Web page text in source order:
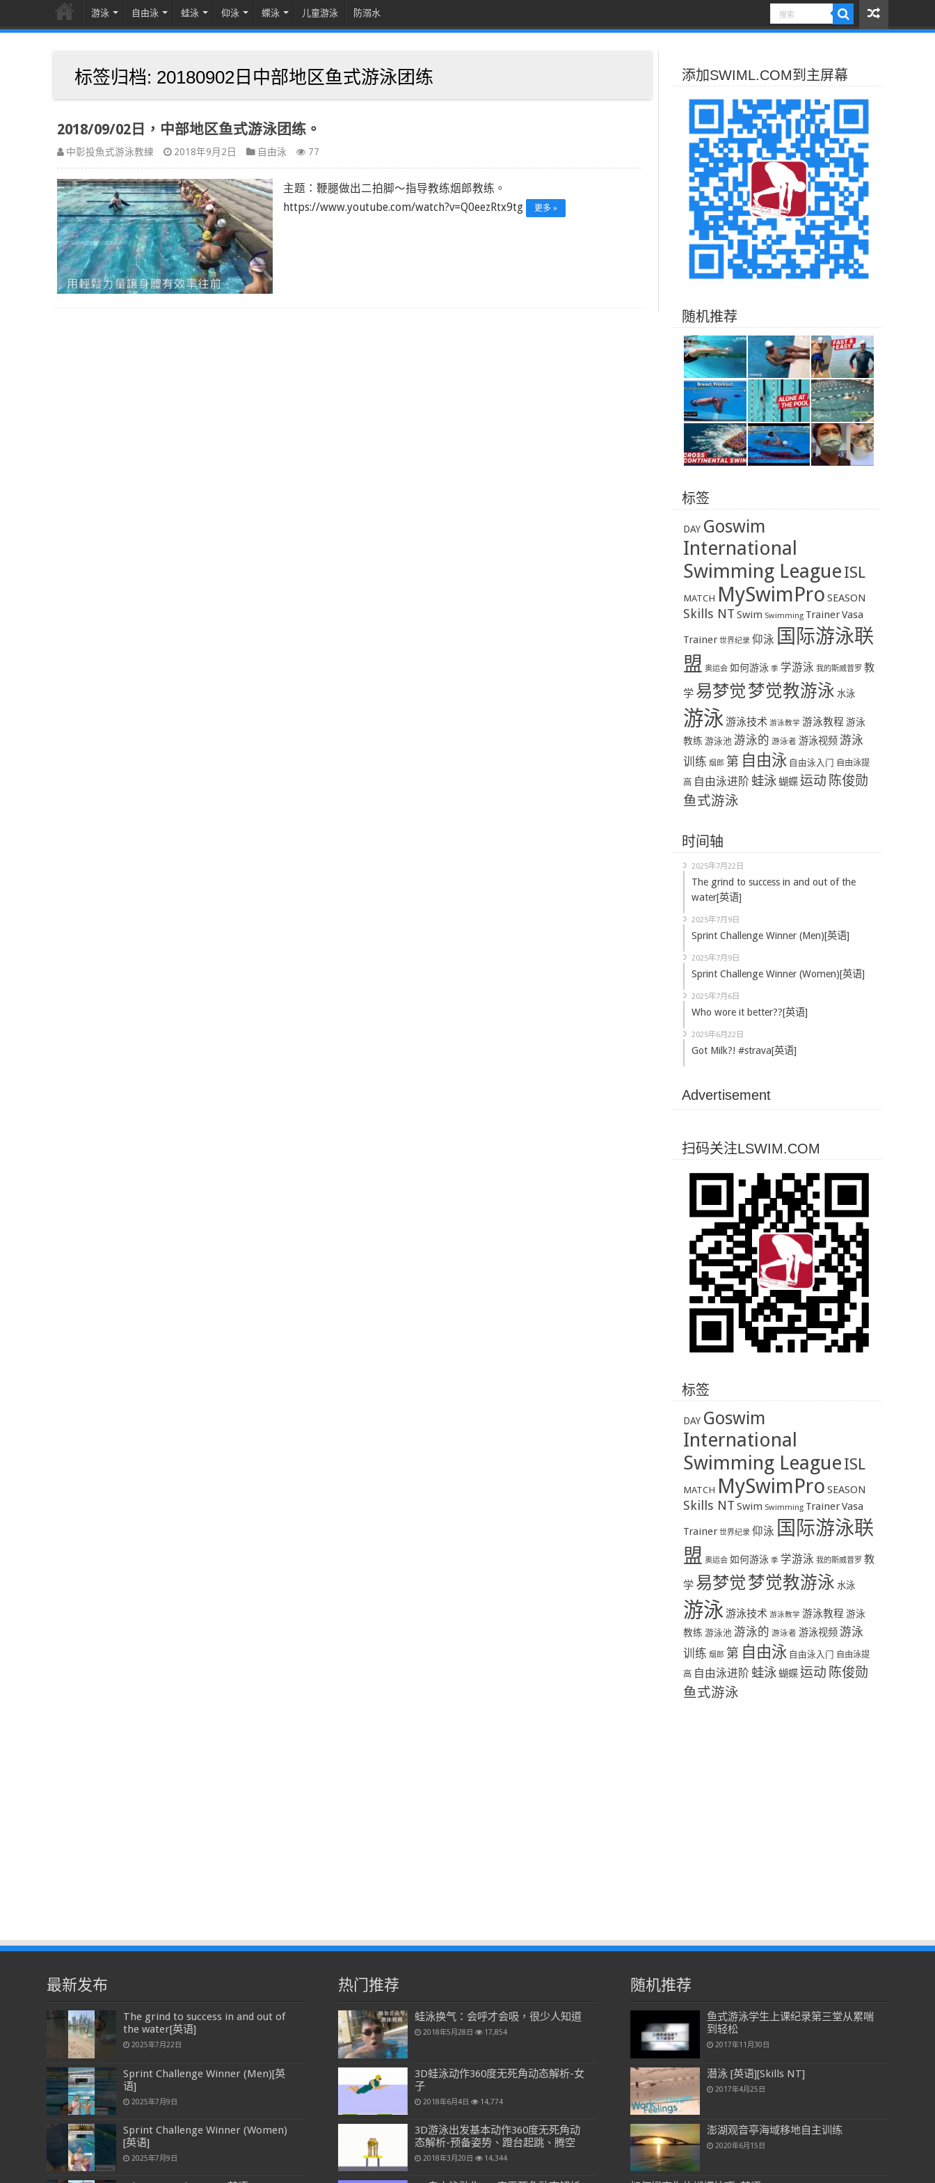
游泳 自由泳 蛙泳 仰泳 蝶泳 儿童游泳 防溺水
标签归档: 20180902日中部地区鱼式游泳团练
2018/09/02日，中部地区鱼式游泳团练。
中彰投魚式游泳教練 2018年9月2日 自由泳 77
主题：鞭腿做出二拍脚～指导教练烟郎教练。
https://www.youtube.com/watch?v=Q0eezRtx9tg
更多 »
添加SWIML.COM到主屏幕
随机推荐
标签
DAY Goswim
International
Swimming LeagueISL
MATCH MySwimPro SEASON
Skills NT Swim Swimming TrainerVasa
Trainer 世界纪录 仰泳 国际游泳联
盟 奥运会 如何游泳 季 学游泳 我的斯威普罗 教
学 易梦觉梦觉教游泳 水泳
游泳游泳技术 游泳教学 游泳教程 游泳
教练 游泳池 游泳的 游泳者 游泳视频 游泳
训练 烟郎 第 自由泳 自由泳入门 自由泳提
高 自由泳进阶 蛙泳蝴蝶运动 陈俊勋
鱼式游泳
时间轴
2025年7月22日
The grind to success in and out of the
water[英语]
2025年7月9日
Sprint Challenge Winner (Men)[英语]
2025年7月9日
Sprint Challenge Winner (Women)[英语]
2025年7月6日
Who wore it better??[英语]
2025年6月22日
Got Milk?! #strava[英语]
Advertisement
扫码关注LSWIM.COM
标签
DAY Goswim
International
Swimming LeagueISL
MATCH MySwimPro SEASON
Skills NT Swim Swimming TrainerVasa
Trainer 世界纪录 仰泳 国际游泳联
盟 奥运会 如何游泳 季 学游泳 我的斯威普罗 教
学 易梦觉梦觉教游泳 水泳
游泳游泳技术 游泳教学 游泳教程 游泳
教练 游泳池 游泳的 游泳者 游泳视频 游泳
训练 烟郎 第 自由泳 自由泳入门 自由泳提
高 自由泳进阶 蛙泳蝴蝶运动 陈俊勋
鱼式游泳
最新发布
The grind to success in and out of
the water[英语]
2025年7月22日
Sprint Challenge Winner (Men)[英
语]
2025年7月9日
Sprint Challenge Winner (Women)
[英语]
2025年7月9日
热门推荐
蛙泳换气：会呼才会吸，很少人知道
2018年5月28日 17,854
3D蛙泳动作360度无死角动态解析-女
子
2018年6月4日 14,774
3D游泳出发基本动作360度无死角动
态解析-预备姿势、蹬台起跳、腾空
2018年3月20日 14,344
随机推荐
鱼式游泳学生上课纪录第三堂从累喘
到轻松
2017年11月30日
潜泳 [英语][Skills NT]
2017年4月25日
澎湖观音亭海域移地自主训练
2020年6月15日